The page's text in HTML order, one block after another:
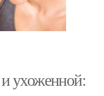
ухоженной: